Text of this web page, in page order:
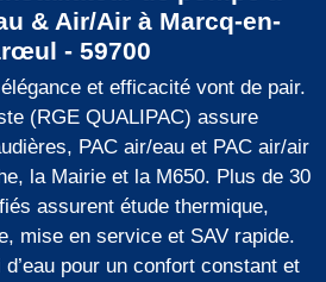
& Air/Air à Marcq-en-
- 59700
et efficacité vont de pair.
(RGE QUALIPAC) assure
PAC air/eau et PAC air/air
la Mairie et la M650. Plus de 30
assurent étude thermique,
mise en service et SAV rapide.
pour un confort constant et